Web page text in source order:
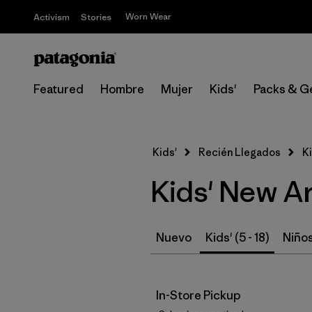
Activism Stories Worn Wear
Featured Hombre Mujer Kids' Packs &
Kids' Recién Llegados
Kids' New
Nuevo Kids' (5 - 18)
In-Store Pickup